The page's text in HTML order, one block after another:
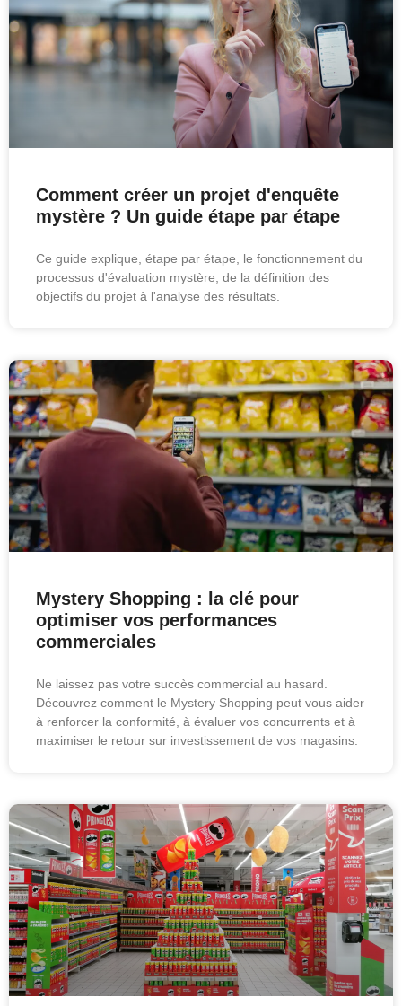
Comment créer un projet d'enquête
mystère ? Un guide étape par étape
Ce guide explique, étape par étape, le fonctionnement du
processus d'évaluation mystère, de la définition des
objectifs du projet à l'analyse des résultats.
Mystery Shopping : la clé pour
optimiser vos performances
commerciales
Ne laissez pas votre succès commercial au hasard.
Découvrez comment le Mystery Shopping peut vous aider
à renforcer la conformité, à évaluer vos concurrents et à
maximiser le retour sur investissement de vos magasins.